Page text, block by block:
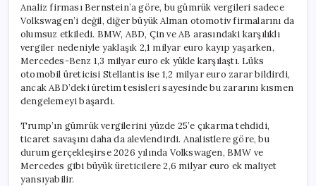
Analiz firması Bernstein’a göre, bu gümrük vergileri sadece
Volkswagen’i değil, diğer büyük Alman otomotiv firmalarını da
olumsuz etkiledi. BMW, ABD, Çin ve AB arasındaki karşılıklı
vergiler nedeniyle yaklaşık 2,1 milyar euro kayıp yaşarken,
Mercedes-Benz 1,3 milyar euro ek yükle karşılaştı. Lüks
otomobil üreticisi Stellantis ise 1,2 milyar euro zarar bildirdi,
ancak ABD’deki üretim tesisleri sayesinde bu zararını kısmen
dengelemeyi başardı.
Trump’ın gümrük vergilerini yüzde 25’e çıkarma tehdidi,
ticaret savaşını daha da alevlendirdi. Analistlere göre, bu
durum gerçekleşirse 2026 yılında Volkswagen, BMW ve
Mercedes gibi büyük üreticilere 2,6 milyar euro ek maliyet
yansıyabilir.